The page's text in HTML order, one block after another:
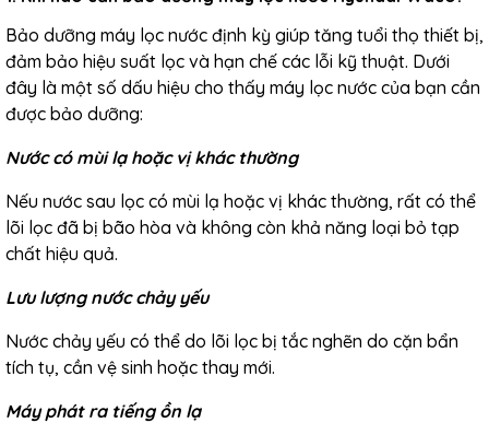
Bảo dưỡng máy lọc nước định kỳ giúp tăng tuổi thọ thiết bị,
đảm bảo hiệu suất lọc và hạn chế các lỗi kỹ thuật. Dưới
đây là một số dấu hiệu cho thấy máy lọc nước của bạn cần
được bảo dưỡng:
Nước có mùi lạ hoặc vị khác thường
Nếu nước sau lọc có mùi lạ hoặc vị khác thường, rất có thể
lõi lọc đã bị bão hòa và không còn khả năng loại bỏ tạp
chất hiệu quả.
Lưu lượng nước chảy yếu
Nước chảy yếu có thể do lõi lọc bị tắc nghẽn do cặn bẩn
tích tụ, cần vệ sinh hoặc thay mới.
Máy phát ra tiếng ồn lạ